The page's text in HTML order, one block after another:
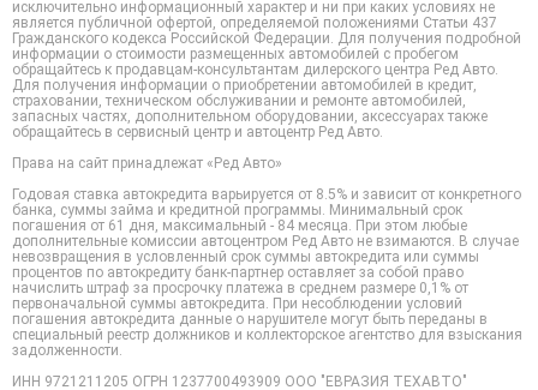
исключительно информационный характер и ни при каких условиях не
является публичной офертой, определяемой положениями Статьи 437
Гражданского кодекса Российской Федерации. Для получения подробной
информации о стоимости размещенных автомобилей с пробегом
обращайтесь к продавцам-консультантам дилерского центра Ред Авто.
Для получения информации о приобретении автомобилей в кредит,
страховании, техническом обслуживании и ремонте автомобилей,
запасных частях, дополнительном оборудовании, аксессуарах также
обращайтесь в сервисный центр и автоцентр Ред Авто.
Права на сайт принадлежат «Ред Авто»
Годовая ставка автокредита варьируется от 8.5% и зависит от конкретного
банка, суммы займа и кредитной программы. Минимальный срок
погашения от 61 дня, максимальный - 84 месяца. При этом любые
дополнительные комиссии автоцентром Ред Авто не взимаются. В случае
невозвращения в условленный срок суммы автокредита или суммы
процентов по автокредиту банк-партнер оставляет за собой право
начислить штраф за просрочку платежа в среднем размере 0,1% от
первоначальной суммы автокредита. При несоблюдении условий
погашения автокредита данные о нарушителе могут быть переданы в
специальный реестр должников и коллекторское агентство для взыскания
задолженности.
ИНН 9721211205 ОГРН 1237700493909 ООО "ЕВРАЗИЯ ТЕХАВТО"